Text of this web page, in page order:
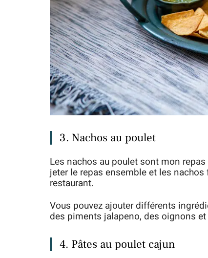
3. Nachos au poulet
Les nachos au poulet sont mon
jeter le repas ensemble et les
restaurant.
Vous pouvez ajouter différents
des piments jalapeno, des oignons
4. Pâtes au poulet cajun